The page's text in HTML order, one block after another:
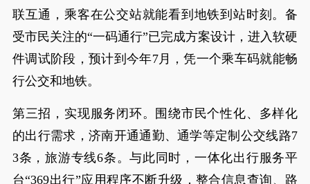
联互通，乘客在公交站就能看到地铁到站时刻。备
受市民关注的“一码通行”已完成方案设计，进入软硬
件调试阶段，预计到今年7月，凭一个乘车码就能畅
行公交和地铁。
第三招，实现服务闭环。围绕市民个性化、多样化
的出行需求，济南开通通勤、通学等定制公交线路7
3条，旅游专线6条。与此同时，一体化出行服务平
台“369出行”应用程序不断升级，整合信息查询、路